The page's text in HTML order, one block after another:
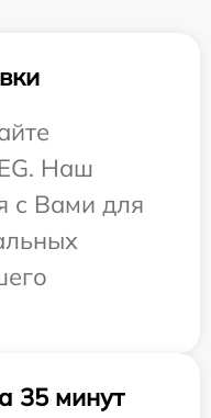
Наш
с Вами для
35 минут